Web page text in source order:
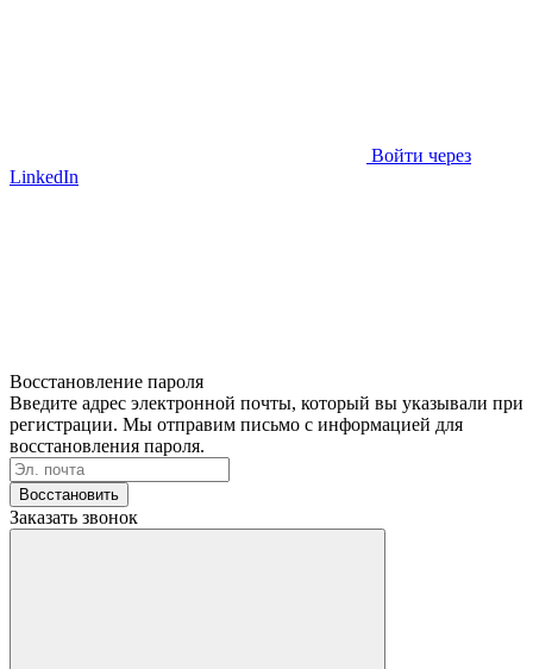
Войти через
LinkedIn
Восстановление пароля
Введите адрес электронной почты, который вы указывали при
регистрации. Мы отправим письмо с информацией для
восстановления пароля.
Восстановить
Заказать звонок